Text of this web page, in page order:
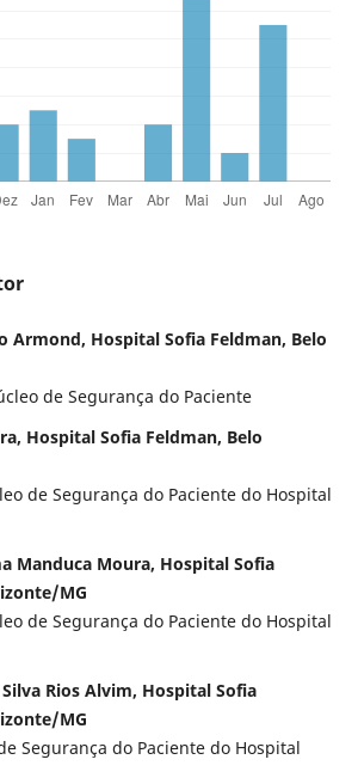
Armond, Hospital Sofia Feldman, Belo
de Segurança do Paciente
Hospital Sofia Feldman, Belo
de Segurança do Paciente do Hospital
Manduca Moura, Hospital Sofia
MG
de Segurança do Paciente do Hospital
Rios Alvim, Hospital Sofia
MG
Segurança do Paciente do Hospital